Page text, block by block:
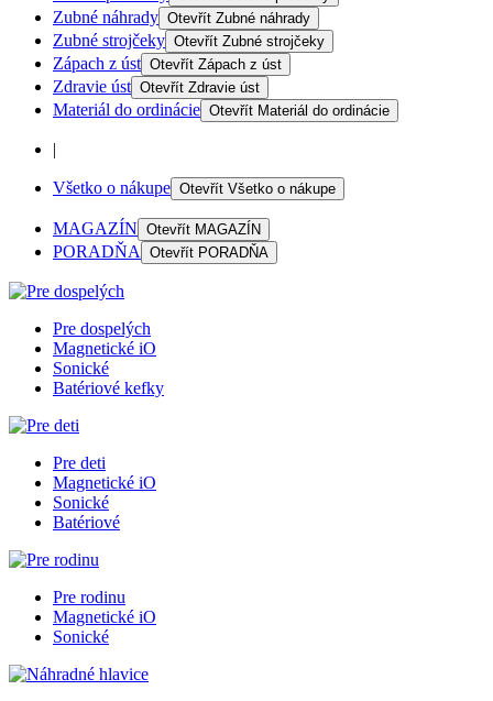
Zubné náhrady Otevřít Zubné náhrady
Zubné strojčeky Otevřít Zubné strojčeky
Zápach z úst Otevřít Zápach z úst
Zdravie úst Otevřít Zdravie úst
Materiál do ordinácie Otevřít Materiál do ordinácie
|
Všetko o nákupe Otevřít Všetko o nákupe
MAGAZÍN Otevřít MAGAZÍN
PORADŇA Otevřít PORADŇA
Pre dospelých
Magnetické iO
Sonické
Batériové kefky
Pre deti
Magnetické iO
Sonické
Batériové
Pre rodinu
Magnetické iO
Sonické